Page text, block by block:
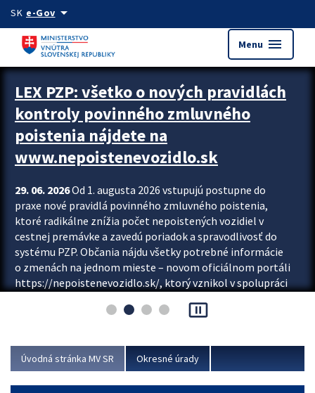
Preskocit na hlavný obsah
SK e-Govarrow_drop_down
Menu menu
Zastavit automatický posun upútavok
LEX PZP: všetko o nových pravidlách
kontroly povinného zmluvného
poistenia nájdete na
www.nepoistenevozidlo.sk
29. 06. 2026Od 1. augusta 2026 vstupujú postupne do
praxe nové pravidlá povinného zmluvného poistenia,
ktoré radikálne znížia počet nepoistených vozidiel v
cestnej premávke a zavedú poriadok a spravodlivosť do
systému PZP. Občania nájdu všetky potrebné informácie
o zmenách na jednom mieste – novom oficiálnom portáli
https://nepoistenevozidlo.sk/, ktorý vznikol v spolupráci
asociácie poisťovní (SLASPO) a Ministerstva vnútra SR.
Viac
pause_presentation
Úvodná stránka MV SR Okresné úrady